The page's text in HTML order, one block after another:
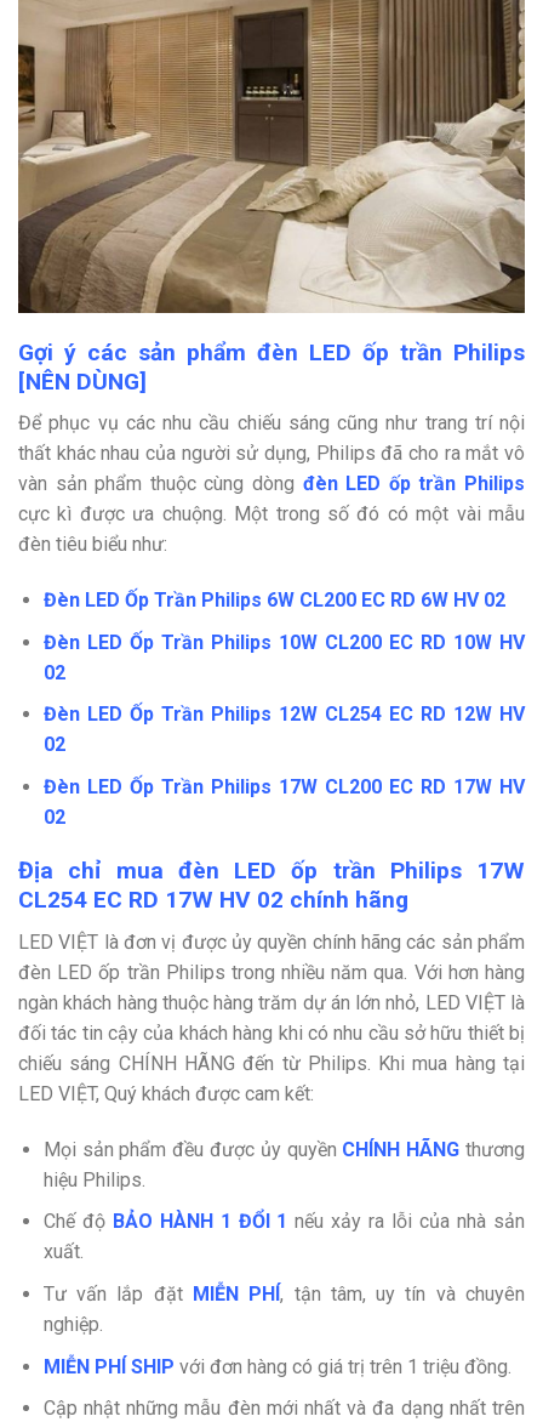
Gợi ý các sản phẩm đèn LED ốp trần Philips
[NÊN DÙNG]
Để phục vụ các nhu cầu chiếu sáng cũng như trang trí nội
thất khác nhau của người sử dụng, Philips đã cho ra mắt vô
vàn sản phẩm thuộc cùng dòng đèn LED ốp trần Philips
cực kì được ưa chuộng. Một trong số đó có một vài mẫu
đèn tiêu biểu như:
Đèn LED Ốp Trần Philips 6W CL200 EC RD 6W HV 02
Đèn LED Ốp Trần Philips 10W CL200 EC RD 10W HV
02
Đèn LED Ốp Trần Philips 12W CL254 EC RD 12W HV
02
Đèn LED Ốp Trần Philips 17W CL200 EC RD 17W HV
02
Địa chỉ mua đèn LED ốp trần Philips 17W
CL254 EC RD 17W HV 02 chính hãng
LED VIỆT là đơn vị được ủy quyền chính hãng các sản phẩm
đèn LED ốp trần Philips trong nhiều năm qua. Với hơn hàng
ngàn khách hàng thuộc hàng trăm dự án lớn nhỏ, LED VIỆT là
đối tác tin cậy của khách hàng khi có nhu cầu sở hữu thiết bị
chiếu sáng CHÍNH HÃNG đến từ Philips. Khi mua hàng tại
LED VIỆT, Quý khách được cam kết:
Mọi sản phẩm đều được ủy quyền CHÍNH HÃNG thương
hiệu Philips.
Chế độ BẢO HÀNH 1 ĐỔI 1 nếu xảy ra lỗi của nhà sản
xuất.
Tư vấn lắp đặt MIỄN PHÍ, tận tâm, uy tín và chuyên
nghiệp.
MIỄN PHÍ SHIP với đơn hàng có giá trị trên 1 triệu đồng.
Cập nhật những mẫu đèn mới nhất và đa dạng nhất trên